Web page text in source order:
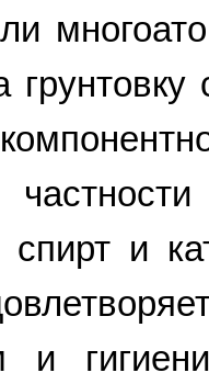
спирт и
и